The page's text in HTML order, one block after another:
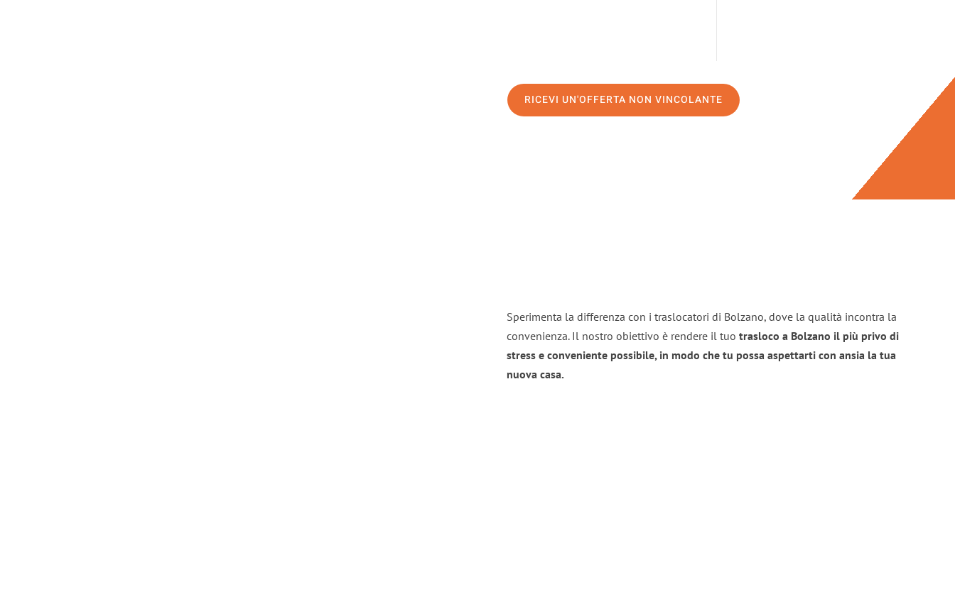
RICEVI UN'OFFERTA NON VINCOLANTE
Sperimenta la differenza con i traslocatori di Bolzano, dove la qualità incontra la
convenienza. Il nostro obiettivo è rendere il tuo trasloco a Bolzano il più privo di
stress e conveniente possibile, in modo che tu possa aspettarti con ansia la tua
nuova casa.